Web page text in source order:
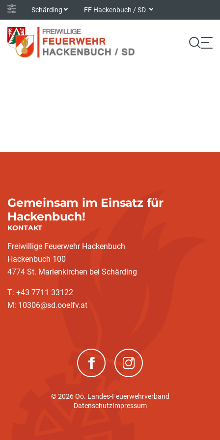
Schärding FF Hackenbuch / SD
Gemeinsam im Einsatz für
Hackenbuch!
KONTAKT
Freiwillige Feuerwehr Hackenbuch
Hackenbuch 100
4774 St. Marienkirchen bei Schärding
T: +43 7711 33122
M: 10306@sd.ooelfv.at
(neues Fenster)(neues Fenster)
© 2026 Oö. Landes-Feuerwehrverband
DatenschutzImpressum